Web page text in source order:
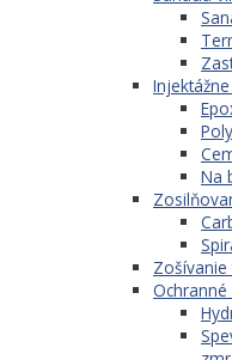
Na
Zošívanie